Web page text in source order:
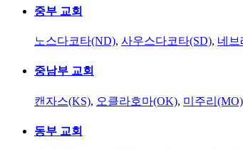
중부 교회
노스다코타(ND), 사우스다코타(SD), 네브
중남부 교회
캔자스(KS), 오클라호마(OK), 미주리(MO)
동부 교회